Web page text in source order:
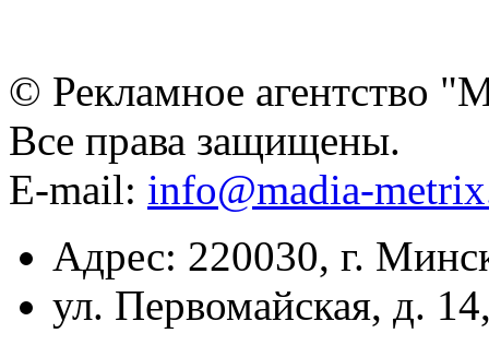
© Рекламное агентство
Все права защищены.
E-mail: info@madia-
Адрес: 220030, г.
ул. Первомайская, д.